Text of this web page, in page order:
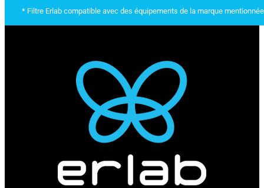
* Filtre Erlab compatible avec des équipements de la marque